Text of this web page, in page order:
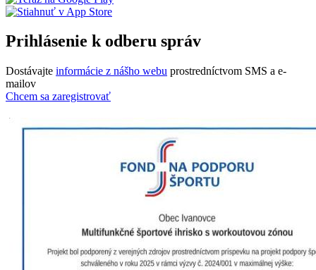
Prihlásenie k odberu správ
Dostávajte informácie z nášho webu prostredníctvom SMS a e-
mailov
Chcem sa zaregistrovať